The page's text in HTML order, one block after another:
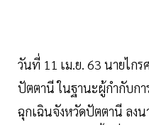
วันที่ 11 เม.ย. 63 นายไกร
ปัตตานี ในฐานะผู้กํากับก
ฉุกเฉินจังหวัดปัตตานี ลงน